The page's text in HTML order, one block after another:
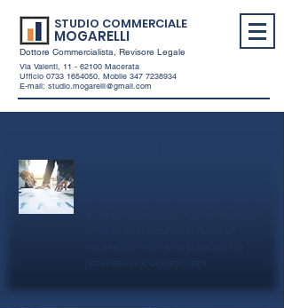
STUDIO COMMERCIALE
MOGARELLI
Dottore Commercialista, Revisore Legale
Via Valenti, 11 - 62100 Macerata
Ufficio 0733 1654050, Mobile 347 7238934
E-mail: studio.mogarelli@gmail.com
accedere alle agevolazioni.